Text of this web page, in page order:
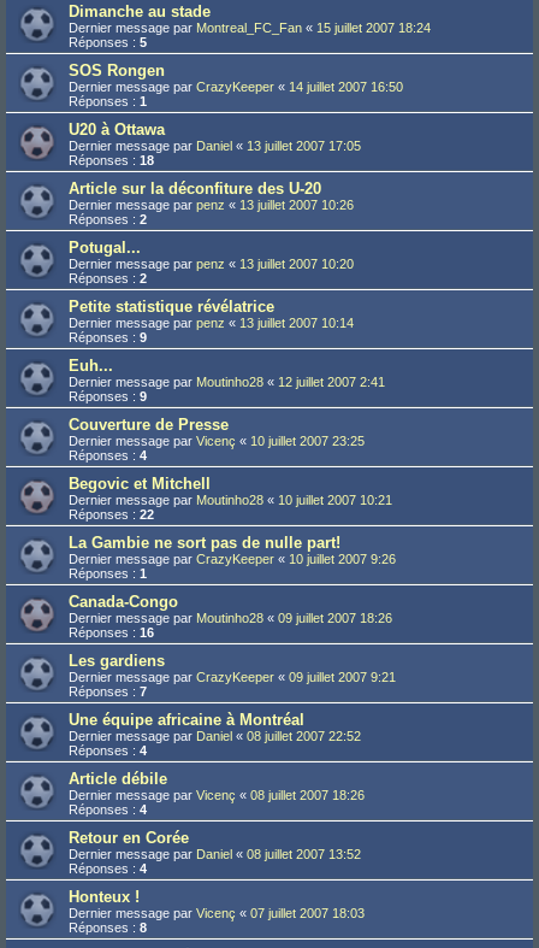
Dimanche au stade
Dernier message par Montreal_FC_Fan « 15 juillet 2007 18:24
Réponses : 5
SOS Rongen
Dernier message par CrazyKeeper « 14 juillet 2007 16:50
Réponses : 1
U20 à Ottawa
Dernier message par Daniel « 13 juillet 2007 17:05
Réponses : 18
Article sur la déconfiture des U-20
Dernier message par penz « 13 juillet 2007 10:26
Réponses : 2
Potugal...
Dernier message par penz « 13 juillet 2007 10:20
Réponses : 2
Petite statistique révélatrice
Dernier message par penz « 13 juillet 2007 10:14
Réponses : 9
Euh...
Dernier message par Moutinho28 « 12 juillet 2007 2:41
Réponses : 9
Couverture de Presse
Dernier message par Vicenç « 10 juillet 2007 23:25
Réponses : 4
Begovic et Mitchell
Dernier message par Moutinho28 « 10 juillet 2007 10:21
Réponses : 22
La Gambie ne sort pas de nulle part!
Dernier message par CrazyKeeper « 10 juillet 2007 9:26
Réponses : 1
Canada-Congo
Dernier message par Moutinho28 « 09 juillet 2007 18:26
Réponses : 16
Les gardiens
Dernier message par CrazyKeeper « 09 juillet 2007 9:21
Réponses : 7
Une équipe africaine à Montréal
Dernier message par Daniel « 08 juillet 2007 22:52
Réponses : 4
Article débile
Dernier message par Vicenç « 08 juillet 2007 18:26
Réponses : 4
Retour en Corée
Dernier message par Daniel « 08 juillet 2007 13:52
Réponses : 4
Honteux !
Dernier message par Vicenç « 07 juillet 2007 18:03
Réponses : 8